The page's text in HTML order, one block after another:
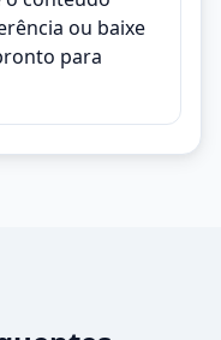
ou baixe
para